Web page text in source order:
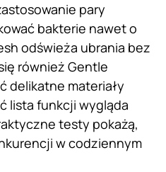
pary
bakterie nawet o
odświeża ubrania bez
również Gentle
delikatne materiały
lista funkcji wygląda
testy pokażą,
w codziennym